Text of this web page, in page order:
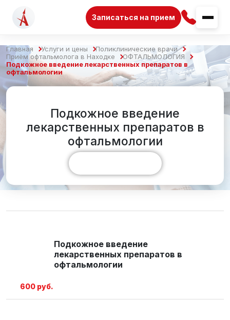
Записаться на прием
Главная Услуги и цены
Поликлинические врачи
Приём офтальмолога в Находке
ОФТАЛЬМОЛОГИЯ
Подкожное введение лекарственных препаратов в
офтальмологии
Подкожное введение
лекарственных препаратов в
офтальмологии
Подкожное введение
лекарственных препаратов в
офтальмологии
600 руб.